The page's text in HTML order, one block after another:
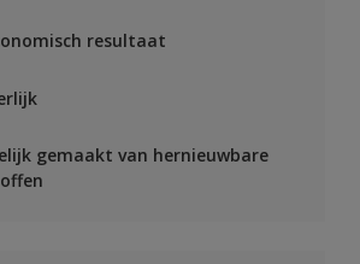
resultaat
gemaakt van hernieuwbare